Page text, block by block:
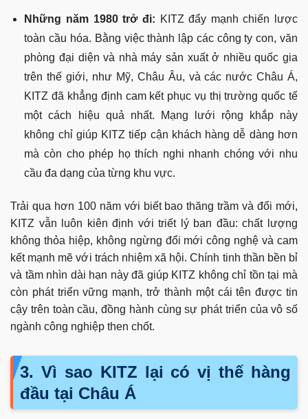
Những năm 1980 trở đi: KITZ đẩy mạnh chiến lược
toàn cầu hóa. Bằng việc thành lập các công ty con, văn
phòng đại diện và nhà máy sản xuất ở nhiều quốc gia
trên thế giới, như Mỹ, Châu Âu, và các nước Châu Á,
KITZ đã khẳng định cam kết phục vụ thị trường quốc tế
một cách hiệu quả nhất. Mạng lưới rộng khắp này
không chỉ giúp KITZ tiếp cận khách hàng dễ dàng hơn
mà còn cho phép họ thích nghi nhanh chóng với nhu
cầu đa dạng của từng khu vực.
Trải qua hơn 100 năm với biết bao thăng trầm và đổi mới,
KITZ vẫn luôn kiên định với triết lý ban đầu: chất lượng
không thỏa hiệp, không ngừng đổi mới công nghệ và cam
kết mạnh mẽ với trách nhiệm xã hội. Chính tinh thần bền bỉ
và tầm nhìn dài hạn này đã giúp KITZ không chỉ tồn tại mà
còn phát triển vững mạnh, trở thành một cái tên được tin
cậy trên toàn cầu, đồng hành cùng sự phát triển của vô số
ngành công nghiệp then chốt.
3. Vì sao KITZ lại có vị thế hàng
đầu tại Châu Á